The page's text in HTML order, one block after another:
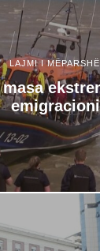
LAJMI I